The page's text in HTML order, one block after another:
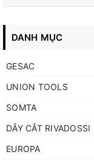
DANH MỤC
GESAC
UNION TOOLS
SOMTA
DÂY CẮT RIVADOSSI
EUROPA